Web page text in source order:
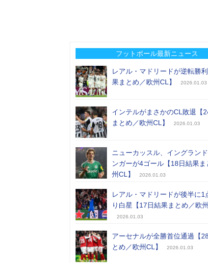
フットボール最新ニュース
レアル・マドリードが逆転勝
果まとめ／欧州CL】
2026.01.03
インテルがまさかのCL敗退【
まとめ／欧州CL】
2026.01.03
ニューカッスル、イングラン
ンガーが4ゴール【18日結果ま
州CL】
2026.01.03
レアル・マドリードが後半に1
り白星【17日結果まとめ／欧州
2026.01.03
アーセナルが全勝首位通過【
とめ／欧州CL】
2026.01.03